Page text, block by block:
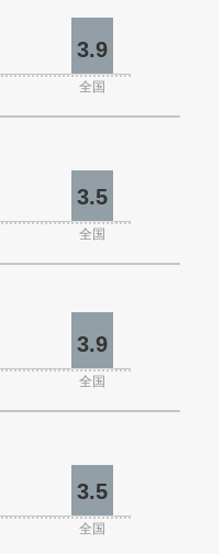
3.9
全国
3.5
全国
3.9
全国
3.5
全国